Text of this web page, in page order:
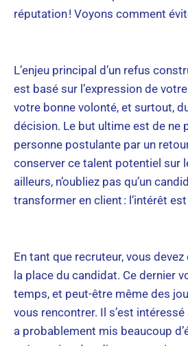
réputation ! Voyons comment
L’enjeu principal d’un refus
est basé sur l’expression de
votre bonne volonté, et surtout,
décision. Le but ultime est de ne
personne postulante par un
conserver ce talent potentiel sur
ailleurs, n’oubliez pas qu’un
transformer en client : l’intérêt
En tant que recruteur, vous
la place du candidat. Ce dernier
temps, et peut-être même des
vous rencontrer. Il s’est
a probablement mis beaucoup